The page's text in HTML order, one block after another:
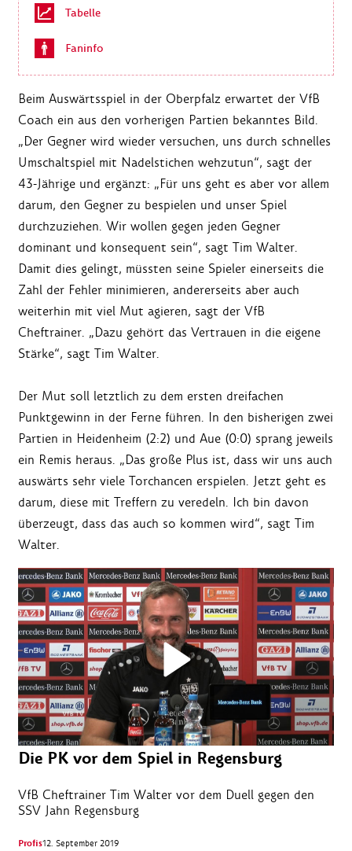
Tabelle
Faninfo
Beim Auswärtsspiel in der Oberpfalz erwartet der VfB
Coach ein aus den vorherigen Partien bekanntes Bild.
„Der Gegner wird wieder versuchen, uns durch schnelles
Umschaltspiel mit Nadelstichen wehzutun“, sagt der
43-Jährige und ergänzt: „Für uns geht es aber vor allem
darum, den Gegner zu bespielen und unser Spiel
durchzuziehen. Wir wollen gegen jeden Gegner
dominant und konsequent sein“, sagt Tim Walter.
Damit dies gelingt, müssten seine Spieler einerseits die
Zahl der Fehler minimieren, andererseits aber auch
weiterhin mit viel Mut agieren, sagt der VfB
Cheftrainer. „Dazu gehört das Vertrauen in die eigene
Stärke“, sagt Tim Walter.
Der Mut soll letztlich zu dem ersten dreifachen
Punktgewinn in der Ferne führen. In den bisherigen zwei
Partien in Heidenheim (2:2) und Aue (0:0) sprang jeweils
ein Remis heraus. „Das große Plus ist, dass wir uns auch
auswärts sehr viele Torchancen erspielen. Jetzt geht es
darum, diese mit Treffern zu veredeln. Ich bin davon
überzeugt, dass das auch so kommen wird“, sagt Tim
Walter.
Die PK vor dem Spiel in Regensburg
VfB Cheftrainer Tim Walter vor dem Duell gegen den
SSV Jahn Regensburg
Profis12. September 2019